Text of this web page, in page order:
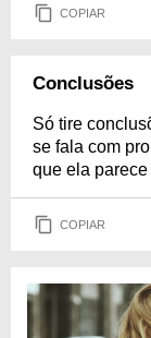
COPIAR
Conclusões
Só tire
se fala com
que ela
COPIAR